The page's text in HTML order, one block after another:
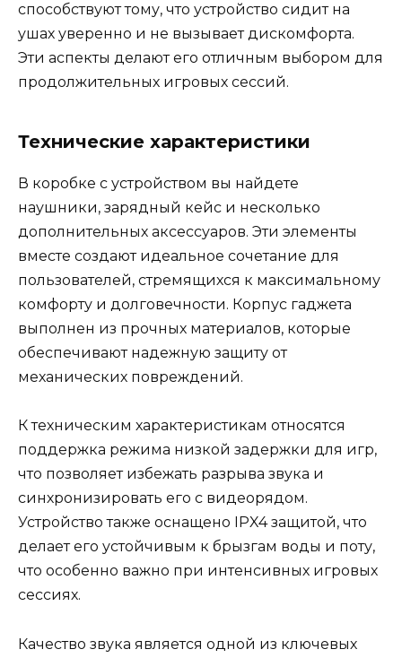
способствуют тому, что устройство сидит на
ушах уверенно и не вызывает дискомфорта.
Эти аспекты делают его отличным выбором для
продолжительных игровых сессий.
Технические характеристики
В коробке с устройством вы найдете
наушники, зарядный кейс и несколько
дополнительных аксессуаров. Эти элементы
вместе создают идеальное сочетание для
пользователей, стремящихся к максимальному
комфорту и долговечности. Корпус гаджета
выполнен из прочных материалов, которые
обеспечивают надежную защиту от
механических повреждений.
К техническим характеристикам относятся
поддержка режима низкой задержки для игр,
что позволяет избежать разрыва звука и
синхронизировать его с видеорядом.
Устройство также оснащено IPX4 защитой, что
делает его устойчивым к брызгам воды и поту,
что особенно важно при интенсивных игровых
сессиях.
Качество звука является одной из ключевых